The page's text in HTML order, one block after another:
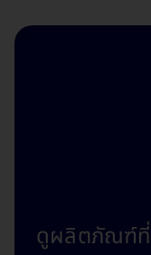
ดูผลิตภัณฑ์ที่